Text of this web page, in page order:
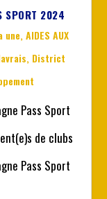
SPORT 2024
une,AIDES AUX
, District
Pass Sport
de clubs
Pass Sport